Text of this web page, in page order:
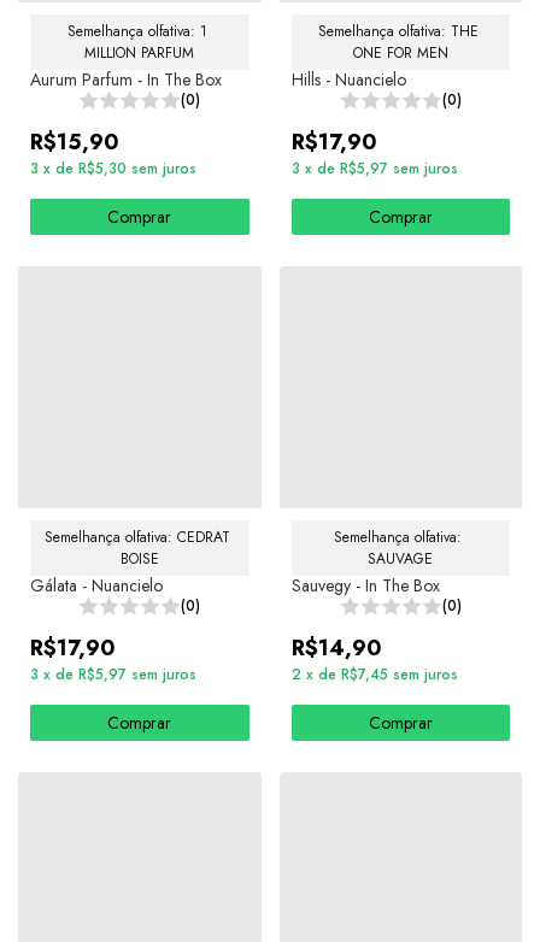
Semelhança olfativa: 1
MILLION PARFUM
Aurum Parfum - In The Box
(0)
R$15,90
3 x de R$5,30 sem juros
Comprar
Semelhança olfativa: THE
ONE FOR MEN
Hills - Nuancielo
(0)
R$17,90
3 x de R$5,97 sem juros
Comprar
Semelhança olfativa: CEDRAT
BOISE
Gálata - Nuancielo
(0)
R$17,90
3 x de R$5,97 sem juros
Comprar
Semelhança olfativa:
SAUVAGE
Sauvegy - In The Box
(0)
R$14,90
2 x de R$7,45 sem juros
Comprar